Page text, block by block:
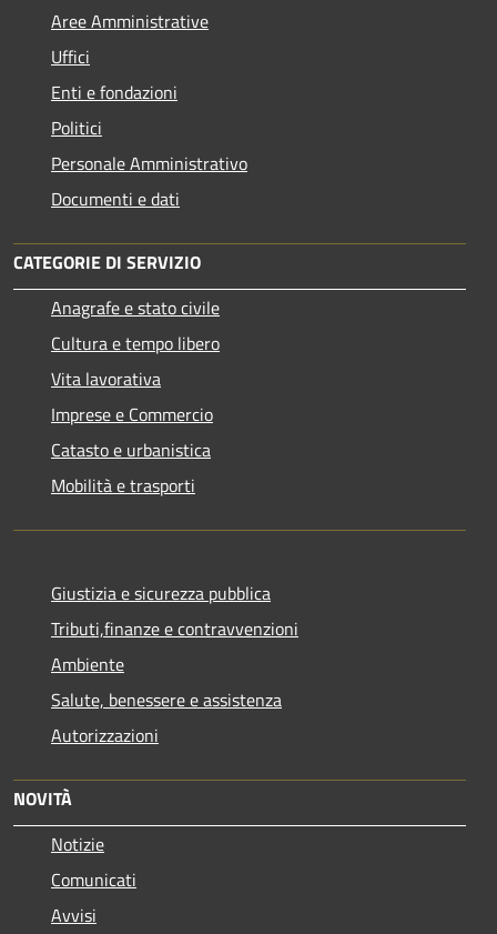
Aree Amministrative
Uffici
Enti e fondazioni
Politici
Personale Amministrativo
Documenti e dati
CATEGORIE DI SERVIZIO
Anagrafe e stato civile
Cultura e tempo libero
Vita lavorativa
Imprese e Commercio
Catasto e urbanistica
Mobilità e trasporti
Giustizia e sicurezza pubblica
Tributi,finanze e contravvenzioni
Ambiente
Salute, benessere e assistenza
Autorizzazioni
NOVITÀ
Notizie
Comunicati
Avvisi